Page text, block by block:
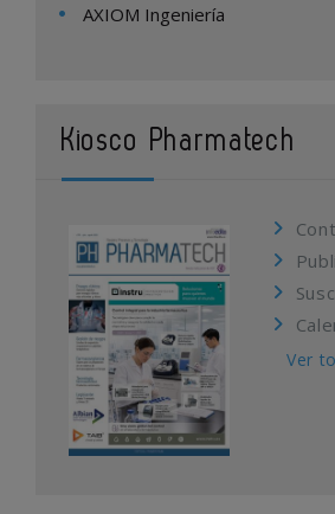
AXIOM Ingeniería
Kiosco Pharmatech
Ver